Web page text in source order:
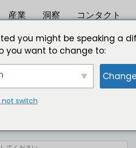
産業 洞察 コンタクト
ら2032年
ト ：
*
you might be speaking a
you want to change to:
not switch